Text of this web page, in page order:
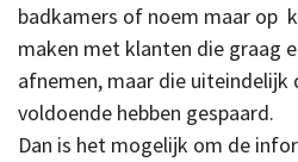
badkamers of noem maar op
maken met klanten die graag
afnemen, maar die
voldoende hebben gespaard.
Dan is het mogelijk om de